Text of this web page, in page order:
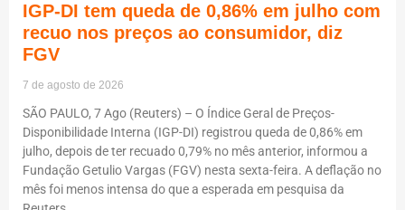
IGP-DI tem queda de 0,86% em julho com
recuo nos preços ao consumidor, diz
FGV
7 de agosto de 2026
SÃO PAULO, 7 Ago (Reuters) – O Índice Geral de Preços-
Disponibilidade Interna (IGP-DI) registrou queda de 0,86% em
julho, depois de ter recuado 0,79% no mês anterior, informou a
Fundação Getulio Vargas (FGV) nesta sexta-feira. A deflação no
mês foi menos intensa do que a esperada em pesquisa da